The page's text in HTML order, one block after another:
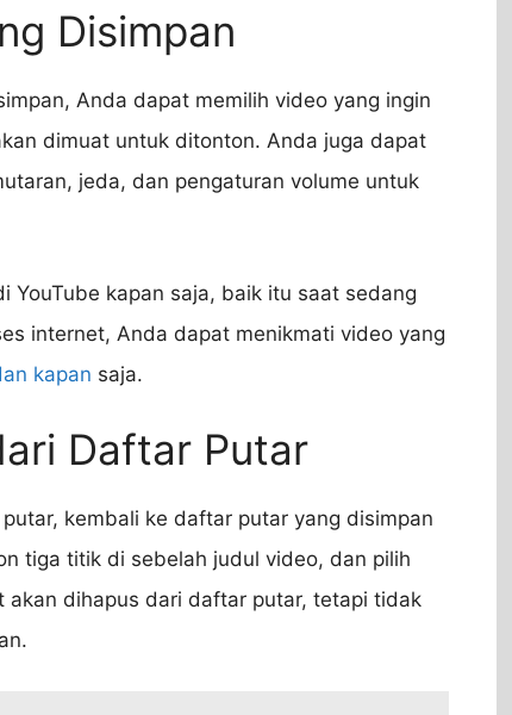
Disimpan
Anda dapat memilih video yang ingin
dimuat untuk ditonton. Anda juga dapat
jeda, dan pengaturan volume untuk
kapan saja, baik itu saat sedang
internet, Anda dapat menikmati video yang
kapan saja.
Daftar Putar
kembali ke daftar putar yang disimpan
tiga titik di sebelah judul video, dan pilih
akan dihapus dari daftar putar, tetapi tidak